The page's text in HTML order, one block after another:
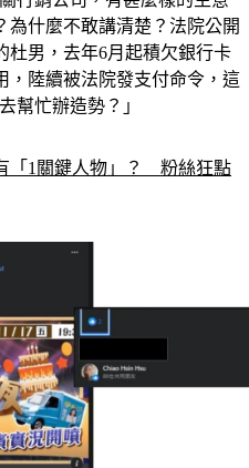
為什麼不敢講清楚？法院公開
杜男，去年6月起積欠銀行卡
，陸續被法院發支付命令，這
幫忙辦造勢？」
「1關鍵人物」？　粉絲狂點